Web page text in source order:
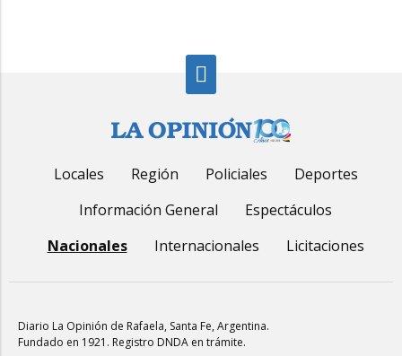
Locales Región Policiales
Deportes
Información General
Espectáculos
Nacionales
Internacionales Licitaciones
Diario La Opinión de Rafaela, Santa Fe, Argentina.
Fundado en 1921. Registro DNDA en trámite.